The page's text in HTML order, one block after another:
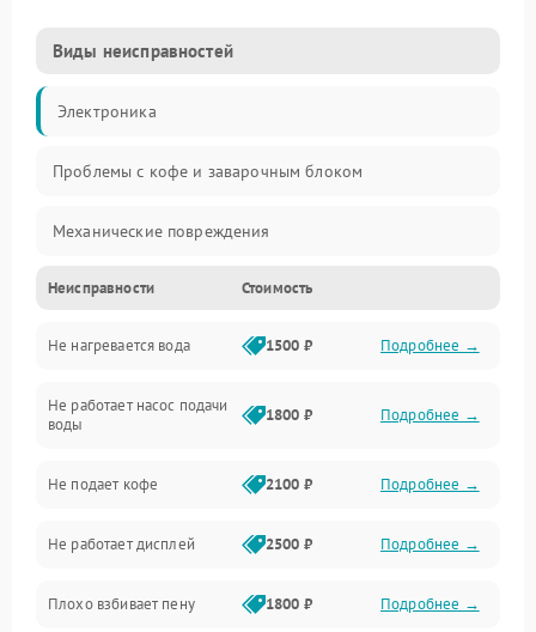
Виды неисправностей
Электроника
Проблемы с кофе и заварочным блоком
Механические повреждения
Прочие неисправности
Включение и работа
Проблемы с водой
Проблемы с капучинатором и паром
Управление и электроника
Программное обеспечение
Неисправности Стоимость
Не нагревается вода 1500 ₽ Подробнее →
Не работает насос подачи
воды
1800 ₽ Подробнее →
Не подает кофе 2100 ₽ Подробнее →
Не работает дисплей 2500 ₽ Подробнее →
Плохо взбивает пену 1800 ₽ Подробнее →